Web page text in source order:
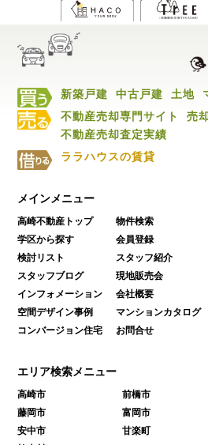
新築戸建 中古戸建 土地
不動産売却専門サイト
売
不動産売却査定実績
ララハウスの賃貸
メインメニュー
高崎不動産トップ 物件検索
学区から探す
会員登録
検討リスト
スタッフ紹介
スタッフブログ
現地販売会
インフォメーション
会社概要
空間デザイン事例
マンションカタログ
コンバージョン住宅
お問合せ
エリア検索メニュー
高崎市 前橋市
藤岡市
富岡市
安中市
甘楽町